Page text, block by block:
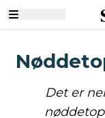
Det er